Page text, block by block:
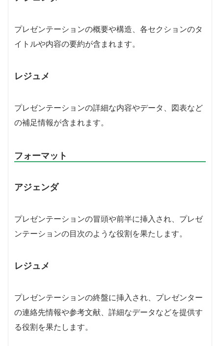
プレゼンテーションの概要や構造、各セクションのタ
イトルや内容の要約が含まれます。
レジュメ
プレゼンテーションの詳細な内容やデータ、図表など
の補足情報が含まれます。
フォーマット
アジェンダ
プレゼンテーションの冒頭や前半に挿入され、プレゼ
ンテーションの目次のような役割を果たします。
レジュメ
プレゼンテーションの終盤に挿入され、プレゼンター
の連絡先情報や参考文献、詳細なデータなどを提供す
る役割を果たします。